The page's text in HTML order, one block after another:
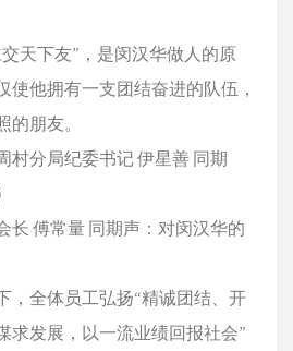
下友”，是闵汉华做人的原
使他拥有一支团结奋进的队伍，
朋友。
分局纪委书记 伊星善 同期
傅常量 同期声：对闵汉华的
全体员工弘扬“精诚团结、开
求发展，以一流业绩回报社会”